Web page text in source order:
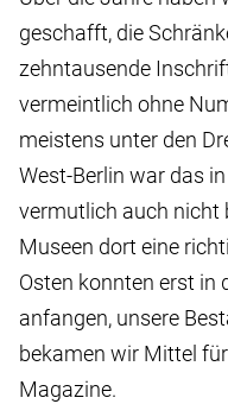
geschafft, die
zehntausende
vermeintlich ohne
meistens unter den
West-Berlin war das
vermutlich auch nicht
Museen dort eine
Osten konnten erst in
anfangen, unsere
bekamen wir Mittel
Magazine.